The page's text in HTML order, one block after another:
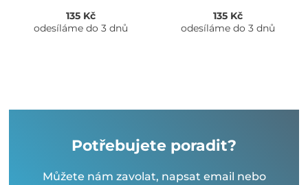
135 Kč
odesíláme do 3 dnů
135 Kč
odesíláme do 3 dnů
Potřebujete poradit?
Můžete nám zavolat, napsat email nebo